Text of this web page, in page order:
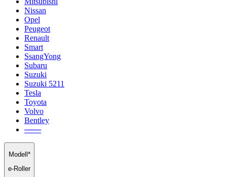
Nissan
Opel
Peugeot
Renault
Smart
SsangYong
Subaru
Suzuki
Suzuki 5211
Tesla
Toyota
Volvo
Bentley
───
Modell*
e-Roller